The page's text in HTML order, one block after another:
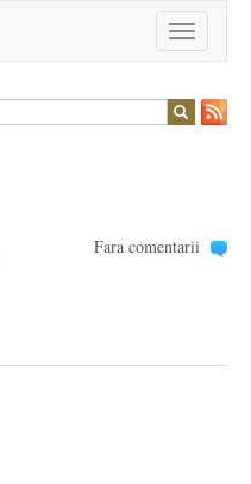
Toggle
navigation
Fara comentarii